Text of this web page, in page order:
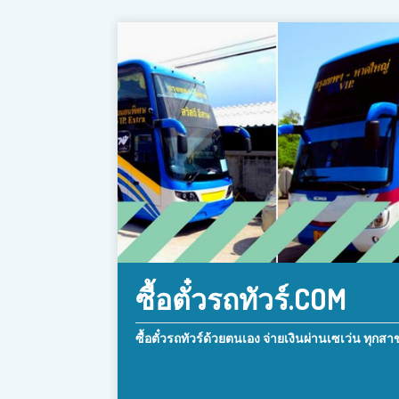
ซื้อตั๋วรถทัวร์.COM
ซื้อตั๋วรถทัวร์ด้วยตนเอง จ่ายเงินผ่านเซเว่น ทุกสา